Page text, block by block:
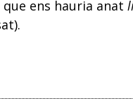
ens hauria anat